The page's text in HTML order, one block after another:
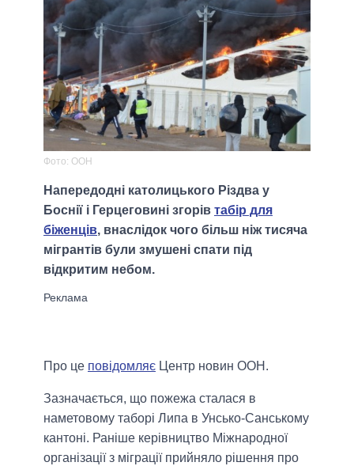
Фото: ООН
Напередодні католицького Різдва у
Боснії і Герцеговині згорів табір для
біженців, внаслідок чого більш ніж тисяча
мігрантів були змушені спати під
відкритим небом.
Про це повідомляє Центр новин ООН.
Зазначається, що пожежа сталася в
наметовому таборі Липа в Унсько-Санському
кантоні. Раніше керівництво Міжнародної
організації з міграції прийняло рішення про